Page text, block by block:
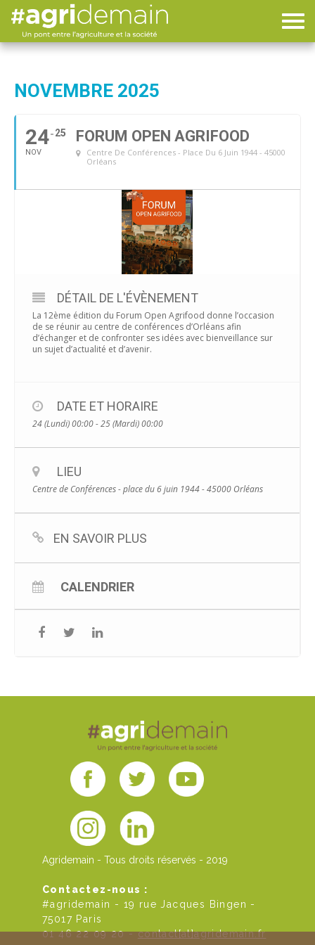
NOVEMBRE 2025
24
NOV
25 FORUM OPEN AGRIFOOD
Centre De Conférences - Place Du 6 Juin 1944 - 45000
Orléans
DÉTAIL DE L'ÉVÈNEMENT
La 12ème édition du Forum Open Agrifood donne l’occasion
de se réunir au centre de conférences d’Orléans afin
d’échanger et de confronter ses idées avec bienveillance sur
un sujet d’actualité et d’avenir.
DATE ET HORAIRE
24 (Lundi) 00:00 - 25 (Mardi) 00:00
LIEU
Centre de Conférences - place du 6 juin 1944 - 45000 Orléans
EN SAVOIR PLUS
CALENDRIER
Agridemain - Tous droits réservés - 2019
Contactez-nous :
#agridemain - 19 rue Jacques Bingen -
75017 Paris
01 46 22 09 20 -contact[at]agridemain.fr